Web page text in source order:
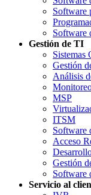
Software
Software
Gestión de TI
Sistemas
Gestión
Análisis
MSP
ITSM
Software
Acceso
Gestión
Software
Servicio al